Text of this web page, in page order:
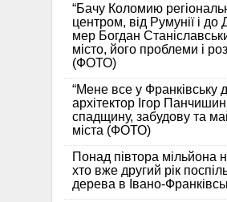
“Бачу Коломию
центром, від Румунії і до
мер Богдан
місто, його проблеми і
(ФОТО)
“Мене все у Франківську
архітектор Ігор
спадщину, забудову та
міста (ФОТО)
Понад півтора мільйона
хто вже другий рік
дерева в Івано-